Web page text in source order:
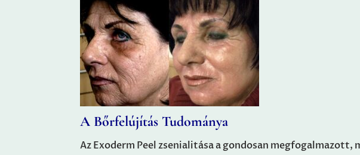
A Bőrfelújítás Tudománya
Az Exoderm Peel zsenialitása a gondosan